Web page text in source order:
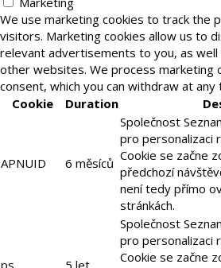
We use marketing cookies to track the
visitors. Marketing cookies allow us to
relevant advertisements to you, as
other websites. We process marketing
consent, which you can withdraw at any
Cookie
Duration
APNUID 6 měsíců
Společnost
pro personalizaci
Cookie se začne
předchozí
není tedy přímo
stránkách.
ps 5 let
Společnost
pro personalizaci
Cookie se začne